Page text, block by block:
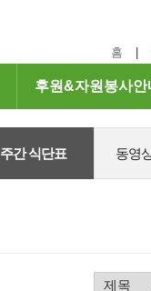
홈
후원&자원봉사안
주간 식단표 동영
검